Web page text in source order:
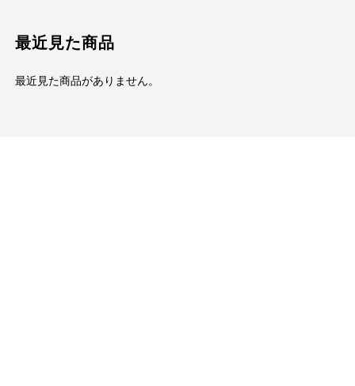
最近見た商品
最近見た商品がありません。